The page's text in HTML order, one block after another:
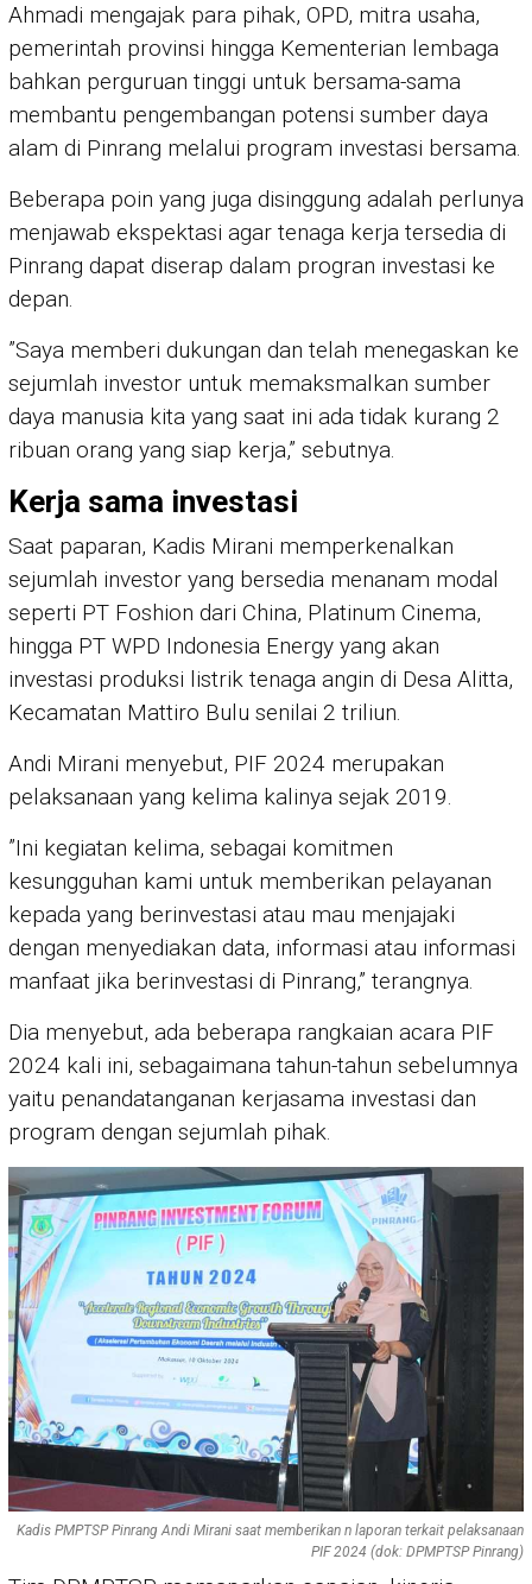
Ahmadi mengajak para pihak, OPD, mitra usaha,
pemerintah provinsi hingga Kementerian lembaga
bahkan perguruan tinggi untuk bersama-sama
membantu pengembangan potensi sumber daya
alam di Pinrang melalui program investasi bersama.
Beberapa poin yang juga disinggung adalah perlunya
menjawab ekspektasi agar tenaga kerja tersedia di
Pinrang dapat diserap dalam progran investasi ke
depan.
”Saya memberi dukungan dan telah menegaskan ke
sejumlah investor untuk memaksmalkan sumber
daya manusia kita yang saat ini ada tidak kurang 2
ribuan orang yang siap kerja,” sebutnya.
Kerja sama investasi
Saat paparan, Kadis Mirani memperkenalkan
sejumlah investor yang bersedia menanam modal
seperti PT Foshion dari China, Platinum Cinema,
hingga PT WPD Indonesia Energy yang akan
investasi produksi listrik tenaga angin di Desa Alitta,
Kecamatan Mattiro Bulu senilai 2 triliun.
Andi Mirani menyebut, PIF 2024 merupakan
pelaksanaan yang kelima kalinya sejak 2019.
”Ini kegiatan kelima, sebagai komitmen
kesungguhan kami untuk memberikan pelayanan
kepada yang berinvestasi atau mau menjajaki
dengan menyediakan data, informasi atau informasi
manfaat jika berinvestasi di Pinrang,” terangnya.
Dia menyebut, ada beberapa rangkaian acara PIF
2024 kali ini, sebagaimana tahun-tahun sebelumnya
yaitu penandatanganan kerjasama investasi dan
program dengan sejumlah pihak.
Kadis PMPTSP Pinrang Andi Mirani saat memberikan n laporan terkait pelaksanaan
PIF 2024 (dok: DPMPTSP Pinrang)